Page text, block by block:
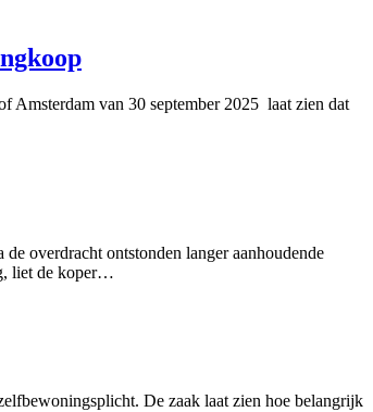
Amsterdam van 30 september 2025 laat zien dat
overdracht ontstonden langer aanhoudende
liet de koper…
De zaak laat zien hoe belangrijk